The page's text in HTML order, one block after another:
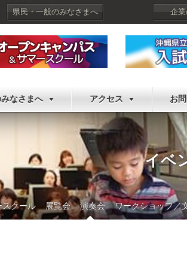
県民・一般のみなさまへ 企
なさまへ アクセス お
イベ
スクール 展覧会 演奏会 ワークショップ／